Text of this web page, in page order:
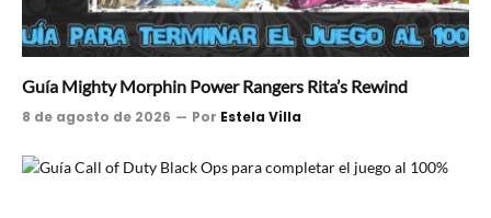
Guía Mighty Morphin Power Rangers Rita’s Rewind
8 de agosto de 2026 Por Estela Villa